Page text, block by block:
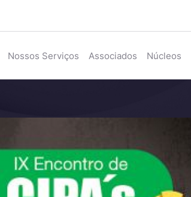
Nossos Serviços Associados Núcleos